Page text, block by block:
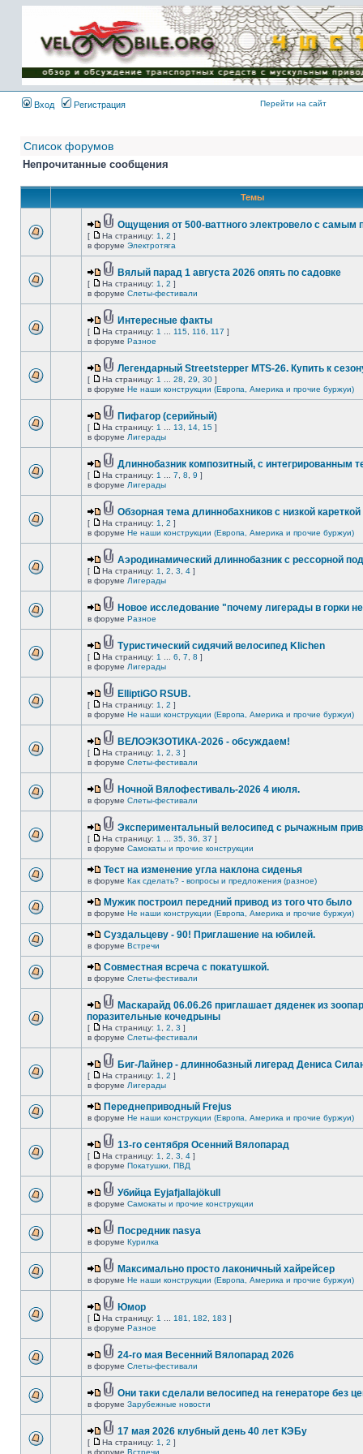
Имя пользователя:
Пароль:
{ LOG_ME_IN_SHORT
}
Вход
Регистрация Перейти на сайт
Список форумов
Непрочитанные сообщения
Темы
Ощущения от 500-ваттного электровело с самым
[ На страницу: 1 2 ]
в форуме Электротяга
Вялый парад 1 августа 2026 опять по садовке
[ На страницу: 1 2 ]
в форуме Слеты-фестивали
Интересные факты
[ На страницу: 1 115 116 117 ]
в форуме Разное
Легендарный Streetstepper MTS-26. Купить к
[ На страницу: 1 28 29 30 ]
в форуме Не наши конструкции (Европа, Америка и прочие буржуи)
Пифагор (серийный)
[ На страницу: 1 13 14 15 ]
в форуме Лигерады
Длиннобазник композитный, с интегрированным
[ На страницу: 1 7 8 9 ]
в форуме Лигерады
Обзорная тема длиннобахников с низкой кареткой
[ На страницу: 1 2 ]
в форуме Не наши конструкции (Европа, Америка и прочие буржуи)
Аэродинамический длиннобазник с рессорной
[ На страницу: 1 2 3 4 ]
в форуме Лигерады
Новое исследование "почему лигерады в горки
в форуме Разное
Туристический сидячий велосипед Klichen
[ На страницу: 1 6 7 8 ]
в форуме Лигерады
ElliptiGO RSUB.
[ На страницу: 1 2 ]
в форуме Не наши конструкции (Европа, Америка и прочие буржуи)
ВЕЛОЭКЗОТИКА-2026 - обсуждаем!
[ На страницу: 1 2 3 ]
в форуме Слеты-фестивали
Ночной Вялофестиваль-2026 4 июля.
в форуме Слеты-фестивали
Экспериментальный велосипед с рычажным
[ На страницу: 1 35 36 37 ]
в форуме Самокаты и прочие конструкции
Тест на изменение угла наклона сиденья
в форуме Как сделать? - вопросы и предложения (разное)
Мужик построил передний привод из того что было
в форуме Не наши конструкции (Европа, Америка и прочие буржуи)
Суздальцеву - 90! Приглашение на юбилей.
в форуме Встречи
Совместная всреча с покатушкой.
в форуме Слеты-фестивали
Маскарайд 06.06.26 приглашает дяденек из
поразительные кочедрыны
[ На страницу: 1 2 3 ]
в форуме Слеты-фестивали
Биг-Лайнер - длиннобазный лигерад Дениса
[ На страницу: 1 2 ]
в форуме Лигерады
Переднеприводный Frejus
в форуме Не наши конструкции (Европа, Америка и прочие буржуи)
13-го сентября Осенний Вялопарад
[ На страницу: 1 2 3 4 ]
в форуме Покатушки, ПВД
Убийца Eyjafjallajökull
в форуме Самокаты и прочие конструкции
Посредник nasya
в форуме Курилка
Максимально просто лаконичный хайрейсер
в форуме Не наши конструкции (Европа, Америка и прочие буржуи)
Юмор
[ На страницу: 1 181 182 183 ]
в форуме Разное
24-го мая Весенний Вялопарад 2026
в форуме Слеты-фестивали
Они таки сделали велосипед на генераторе без
в форуме Зарубежные новости
17 мая 2026 клубный день 40 лет КЭБу
[ На страницу: 1 2 ]
в форуме Встречи